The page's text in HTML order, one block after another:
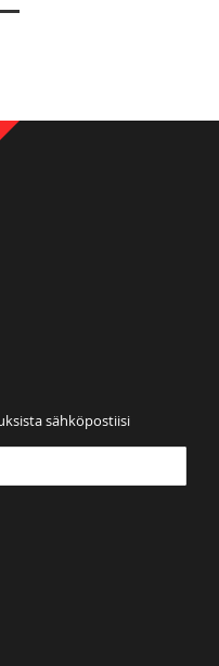
sähköpostiisi